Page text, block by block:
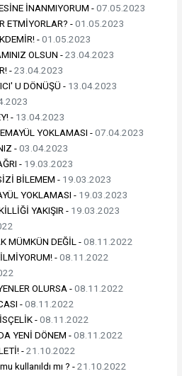
İNANMIYORUM -07.05.2023
ETMİYORLAR? -01.05.2023
-01.05.2023
OLSUN -23.04.2023
-23.04.2023
U DÖNÜŞÜ - 13.04.2023
- 13.04.2023
YOKLAMASI -07.04.2023
-03.04.2023
- 19.03.2023
BİLEMEM - 19.03.2023
YOKLAMASI - 19.03.2023
YAKIŞIR - 19.03.2023
MÜMKÜN DEĞİL -08.11.2022
-08.11.2022
OLURSA -08.11.2022
-08.11.2022
-08.11.2022
YENİ DÖNEM -08.11.2022
-21.10.2022
kullanıldı mı ? -21.10.2022